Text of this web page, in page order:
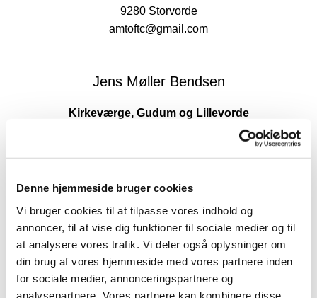
Denne hjemmeside bruger cookies
Vi bruger cookies til at tilpasse vores indhold og
annoncer, til at vise dig funktioner til sociale medier og til
at analysere vores trafik. Vi deler også oplysninger om
din brug af vores hjemmeside med vores partnere inden
for sociale medier, annonceringspartnere og
analysepartnere. Vores partnere kan kombinere disse
9280 Storvorde
amtoftc@gmail.com
Jens Møller Bendsen
Kirkeværge, Gudum og Lillevorde
Birgit Kirkegaard Bendsen
Gudumholmvej 14, Kærsholm
9280 Storvorde